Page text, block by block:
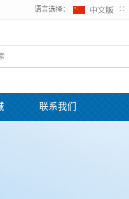
语言选择： ∷
联系我们